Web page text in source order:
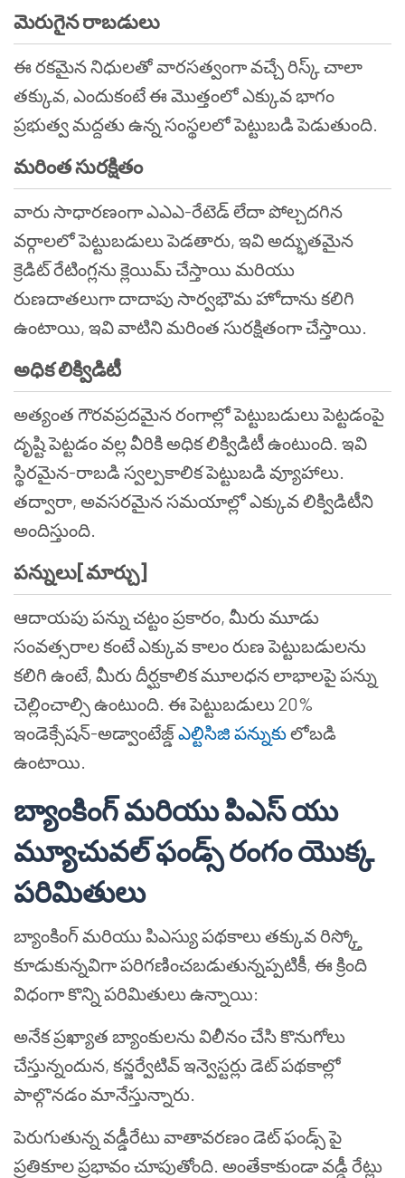
మెరుగైన రాబడులు
ఈ రకమైన నిధులతో వారసత్వంగా వచ్చే రిస్క్ చాలా
తక్కువ, ఎందుకంటే ఈ మొత్తంలో ఎక్కువ భాగం
ప్రభుత్వ మద్దతు ఉన్న సంస్థలలో పెట్టుబడి పెడుతుంది.
మరింత సురక్షితం
వారు సాధారణంగా ఎఎఎ-రేటెడ్ లేదా పోల్చదగిన
వర్గాలలో పెట్టుబడులు పెడతారు, ఇవి అద్భుతమైన
క్రెడిట్ రేటింగ్లను క్లెయిమ్ చేస్తాయి మరియు
రుణదాతలుగా దాదాపు సార్వభౌమ హోదాను కలిగి
ఉంటాయి, ఇవి వాటిని మరింత సురక్షితంగా చేస్తాయి.
అధిక లిక్విడిటీ
అత్యంత గౌరవప్రదమైన రంగాల్లో పెట్టుబడులు పెట్టడంపై
దృష్టి పెట్టడం వల్ల వీరికి అధిక లిక్విడిటీ ఉంటుంది. ఇవి
స్థిరమైన-రాబడి స్వల్పకాలిక పెట్టుబడి వ్యూహాలు.
తద్వారా, అవసరమైన సమయాల్లో ఎక్కువ లిక్విడిటీని
అందిస్తుంది.
పన్నులు[మార్చు]
ఆదాయపు పన్ను చట్టం ప్రకారం, మీరు మూడు
సంవత్సరాల కంటే ఎక్కువ కాలం రుణ పెట్టుబడులను
కలిగి ఉంటే, మీరు దీర్ఘకాలిక మూలధన లాభాలపై పన్ను
చెల్లించాల్సి ఉంటుంది. ఈ పెట్టుబడులు 20%
ఇండెక్సేషన్-అడ్వాంటేజ్డ్ఎల్టిసిజి పన్నుకులోబడి
ఉంటాయి.
బ్యాంకింగ్ మరియు పిఎస్ యు
మ్యూచువల్ ఫండ్స్ రంగం యొక్క
పరిమితులు
బ్యాంకింగ్ మరియు పిఎస్యు పథకాలు తక్కువ రిస్క్తో
కూడుకున్నవిగా పరిగణించబడుతున్నప్పటికీ, ఈ క్రింది
విధంగా కొన్ని పరిమితులు ఉన్నాయి:
అనేక ప్రఖ్యాత బ్యాంకులను విలీనం చేసి కొనుగోలు
చేస్తున్నందున, కన్జర్వేటివ్ ఇన్వెస్టర్లు డెట్ పథకాల్లో
పాల్గొనడం మానేస్తున్నారు.
పెరుగుతున్న వడ్డీరేటు వాతావరణం డెట్ ఫండ్స్ పై
ప్రతికూల ప్రభావం చూపుతోంది. అంతేకాకుండా వడ్డీ రేట్లు